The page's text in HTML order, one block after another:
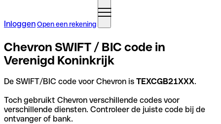
InloggenOpen een rekening
Chevron SWIFT / BIC code in
Verenigd Koninkrijk
De SWIFT/BIC code voor Chevron is TEXCGB21XXX.
Toch gebruikt Chevron verschillende codes voor
verschillende diensten. Controleer de juiste code bij de
ontvanger of bank.